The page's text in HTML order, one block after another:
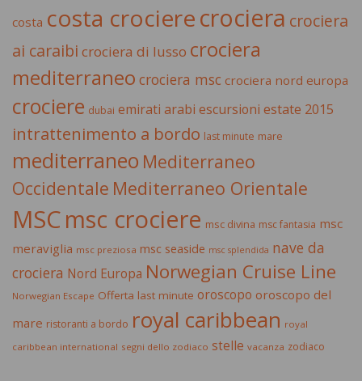
costa costa crocierecrociera crociera
ai caraibi crociera di lusso crociera
mediterraneo crociera msc crociera nord europa
crociere dubai emirati arabi escursioni estate 2015
intrattenimento a bordo last minute mare
mediterraneo Mediterraneo
Occidentale Mediterraneo Orientale
MSCmsc crociere msc divina msc fantasia msc
meraviglia msc preziosa msc seaside msc splendida nave da
crociera Nord Europa Norwegian Cruise Line
Norwegian Escape Offerta last minute oroscopo oroscopo del
mare ristoranti a bordo royal caribbean royal
caribbean international segni dello zodiaco stelle vacanza zodiaco